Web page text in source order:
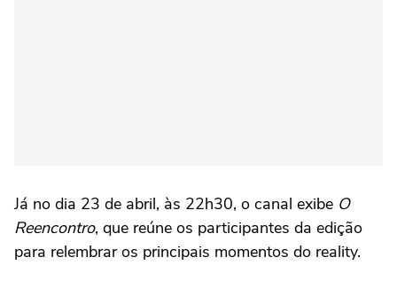
Já no dia 23 de abril, às 22h30, o canal exibe O
Reencontro, que reúne os participantes da edição
para relembrar os principais momentos do reality.